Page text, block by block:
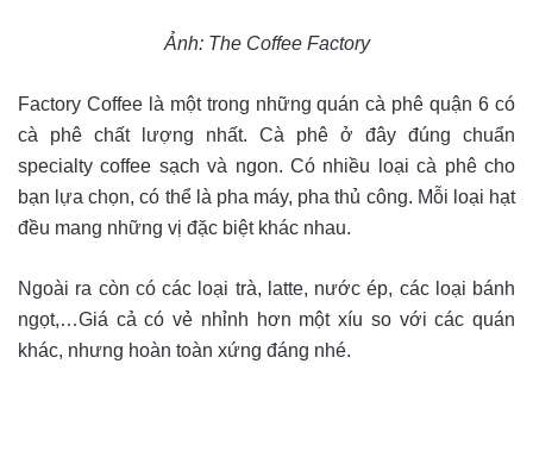
Ảnh: The Coffee Factory
Factory Coffee là một trong những quán cà phê quận 6 có
cà phê chất lượng nhất. Cà phê ở đây đúng chuẩn
specialty coffee sạch và ngon. Có nhiều loại cà phê cho
bạn lựa chọn, có thể là pha máy, pha thủ công. Mỗi loại hạt
đều mang những vị đặc biệt khác nhau.
Ngoài ra còn có các loại trà, latte, nước ép, các loại bánh
ngọt,…Giá cả có vẻ nhỉnh hơn một xíu so với các quán
khác, nhưng hoàn toàn xứng đáng nhé.